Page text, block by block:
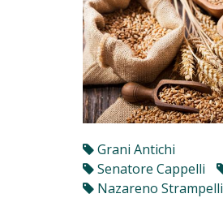
Grani Antichi
Senatore Cappelli
Nazareno Strampelli